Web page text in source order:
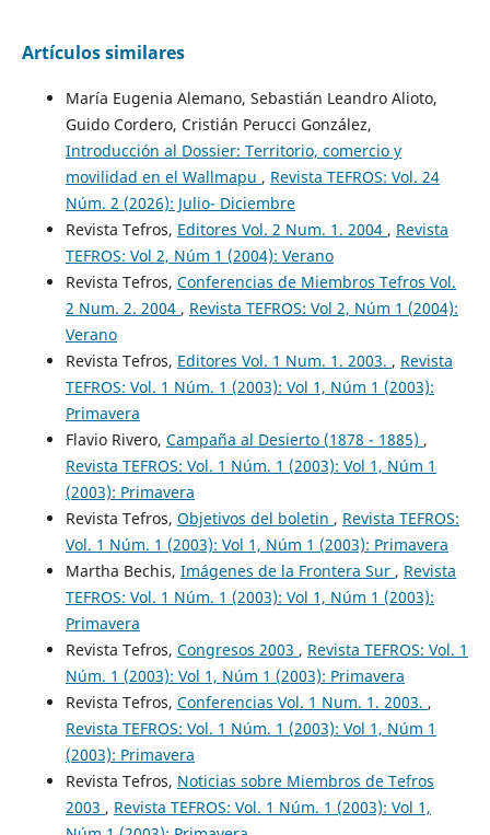
Artículos similares
María Eugenia Alemano, Sebastián Leandro Alioto,
Guido Cordero, Cristián Perucci González,
Introducción al Dossier: Territorio, comercio y
movilidad en el Wallmapu , Revista TEFROS: Vol. 24
Núm. 2 (2026): Julio- Diciembre
Revista Tefros, Editores Vol. 2 Num. 1. 2004 , Revista
TEFROS: Vol 2, Núm 1 (2004): Verano
Revista Tefros, Conferencias de Miembros Tefros Vol.
2 Num. 2. 2004 , Revista TEFROS: Vol 2, Núm 1 (2004):
Verano
Revista Tefros, Editores Vol. 1 Num. 1. 2003. , Revista
TEFROS: Vol. 1 Núm. 1 (2003): Vol 1, Núm 1 (2003):
Primavera
Flavio Rivero, Campaña al Desierto (1878 - 1885) ,
Revista TEFROS: Vol. 1 Núm. 1 (2003): Vol 1, Núm 1
(2003): Primavera
Revista Tefros, Objetivos del boletin , Revista TEFROS:
Vol. 1 Núm. 1 (2003): Vol 1, Núm 1 (2003): Primavera
Martha Bechis, Imágenes de la Frontera Sur , Revista
TEFROS: Vol. 1 Núm. 1 (2003): Vol 1, Núm 1 (2003):
Primavera
Revista Tefros, Congresos 2003 , Revista TEFROS: Vol. 1
Núm. 1 (2003): Vol 1, Núm 1 (2003): Primavera
Revista Tefros, Conferencias Vol. 1 Num. 1. 2003. ,
Revista TEFROS: Vol. 1 Núm. 1 (2003): Vol 1, Núm 1
(2003): Primavera
Revista Tefros, Noticias sobre Miembros de Tefros
2003 , Revista TEFROS: Vol. 1 Núm. 1 (2003): Vol 1,